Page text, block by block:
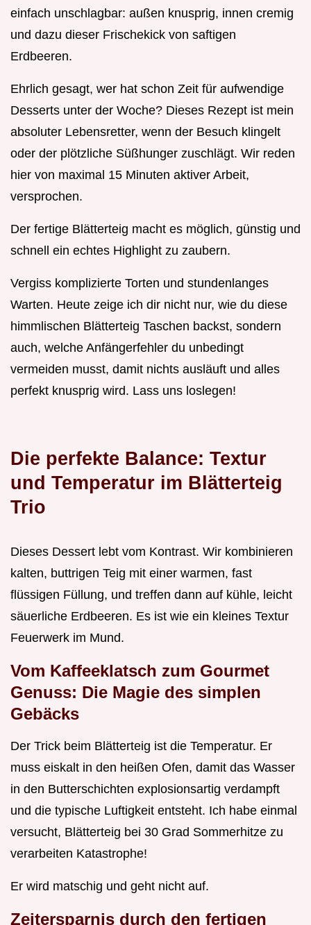
einfach unschlagbar: außen knusprig, innen cremig
und dazu dieser Frischekick von saftigen
Erdbeeren.
Ehrlich gesagt, wer hat schon Zeit für aufwendige
Desserts unter der Woche? Dieses Rezept ist mein
absoluter Lebensretter, wenn der Besuch klingelt
oder der plötzliche Süßhunger zuschlägt. Wir reden
hier von maximal 15 Minuten aktiver Arbeit,
versprochen.
Der fertige Blätterteig macht es möglich, günstig und
schnell ein echtes Highlight zu zaubern.
Vergiss komplizierte Torten und stundenlanges
Warten. Heute zeige ich dir nicht nur, wie du diese
himmlischen Blätterteig Taschen backst, sondern
auch, welche Anfängerfehler du unbedingt
vermeiden musst, damit nichts ausläuft und alles
perfekt knusprig wird. Lass uns loslegen!
Die perfekte Balance: Textur
und Temperatur im Blätterteig
Trio
Dieses Dessert lebt vom Kontrast. Wir kombinieren
kalten, buttrigen Teig mit einer warmen, fast
flüssigen Füllung, und treffen dann auf kühle, leicht
säuerliche Erdbeeren. Es ist wie ein kleines Textur
Feuerwerk im Mund.
Vom Kaffeeklatsch zum Gourmet
Genuss: Die Magie des simplen
Gebäcks
Der Trick beim Blätterteig ist die Temperatur. Er
muss eiskalt in den heißen Ofen, damit das Wasser
in den Butterschichten explosionsartig verdampft
und die typische Luftigkeit entsteht. Ich habe einmal
versucht, Blätterteig bei 30 Grad Sommerhitze zu
verarbeiten Katastrophe!
Er wird matschig und geht nicht auf.
Zeitersparnis durch den fertigen